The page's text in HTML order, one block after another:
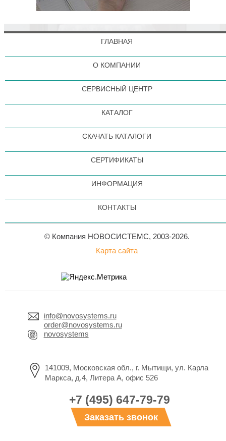
ГЛАВНАЯ
О КОМПАНИИ
СЕРВИСНЫЙ ЦЕНТР
КАТАЛОГ
СКАЧАТЬ КАТАЛОГИ
СЕРТИФИКАТЫ
ИНФОРМАЦИЯ
КОНТАКТЫ
© Компания НОВОСИСТЕМС, 2003-2026.
Карта сайта
info@novosystems.ru
order@novosystems.ru
novosystems
141009, Московская обл., г. Мытищи, ул. Карла
Маркса, д.4, Литера А, офис 526
+7 (495) 647-79-79
Заказать звонок